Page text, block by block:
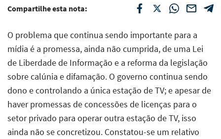
Compartilhe esta nota:
O problema que continua sendo importante para a
mídia é a promessa, ainda não cumprida, de uma Lei
de Liberdade de Informação e a reforma da legislação
sobre calúnia e difamação. O governo continua sendo
dono e controlando a única estação de TV; e apesar de
haver promessas de concessões de licenças para o
setor privado para operar outra estação de TV, isso
ainda não se concretizou. Constatou-se um relativo